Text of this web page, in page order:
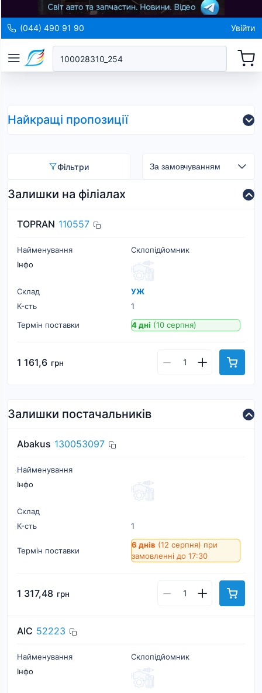
(044) 490 91 90 Увійти
Найкращі пропозиції
Фільтри
Залишки на філіалах
TOPRAN 110557
Найменування
Склопідйомник
Інфо
Склад
УЖ
К-cть
1
Термін поставки
4 дні (10 серпня)
1 161,6 грн
Залишки постачальників
Abakus 130053097
Найменування
Інфо
Склад
К-cть
1
Термін поставки
6 днів (12 серпня) при
замовленні до 17:30
1 317,48 грн
AIC 52223
Найменування
Склопiдйомник
Інфо